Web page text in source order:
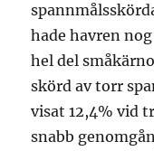
hade havren
hel del
skörd av torr
visat 12,4% vid
snabb